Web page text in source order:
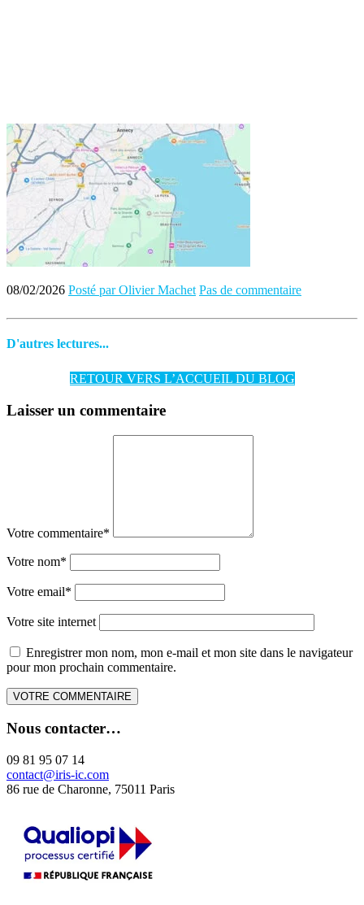
08/02/2026 Posté par Olivier Machet Pas de commentaire
D'autres lectures...
RETOUR VERS L’ACCUEIL DU BLOG
Laisser un commentaire
Votre commentaire*
Votre nom*
Votre email*
Votre site internet
Enregistrer mon nom, mon e-mail et mon site dans le navigateur
pour mon prochain commentaire.
Nous contacter…
09 81 95 07 14
contact@iris-ic.com
86 rue de Charonne, 75011 Paris